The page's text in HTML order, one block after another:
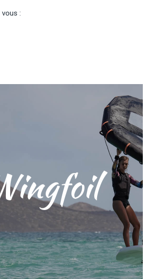
:
aquatique à la fois
et stimulante, le wingfoil
une activité palpitante qui
le kitesurf, la planche à voile
C’est sans aucun doute une
option à envisager.